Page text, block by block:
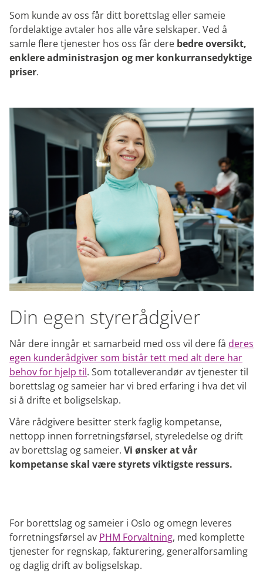
Strøm og vann avregning
Vi avregner en gang i året fellesinnkjøp av
strøm/vann – samt avregning ved eierskifter
Vi er leverandør i Ambita (Infoland) angående
eierskifter
Vi sørger for avregning av felleskostnader og
oppdatering over eiere ved eierskifter
Årsmøter og Generalforsamlinger
Vi bistår med planlegging og gjennomføring
av Årsmøter og Generalforsamlinger
(Innkallelse – rapporter – gjennomføring)
Utbetaling av styrehonorar og
lønn
Innberetning til offentlige etater
Digitale tjenester
Elektronisk signering med bankID (kontrakter
– regnskap o.l)
ON Flow – web basert godkjenning av
fakturaer og utlegg/diverse bilag
Beboerportal
Som kunde av oss får ditt borettslag eller sameie
fordelaktige avtaler hos alle våre selskaper. Ved å
samle flere tjenester hos oss får dere bedre oversikt,
enklere administrasjon og mer konkurransedyktige
priser.
Din egen styrerådgiver
Når dere inngår et samarbeid med oss vil dere få deres
egen kunderådgiver som bistår tett med alt dere har
behov for hjelp til. Som totalleverandør av tjenester til
borettslag og sameier har vi bred erfaring i hva det vil
si å drifte et boligselskap.
Våre rådgivere besitter sterk faglig kompetanse,
nettopp innen forretningsførsel, styreledelse og drift
av borettslag og sameier. Vi ønsker at vår
kompetanse skal være styrets viktigste ressurs.
For borettslag og sameier i Oslo og omegn leveres
forretningsførsel av PHM Forvaltning, med komplette
tjenester for regnskap, fakturering, generalforsamling
og daglig drift av boligselskap.